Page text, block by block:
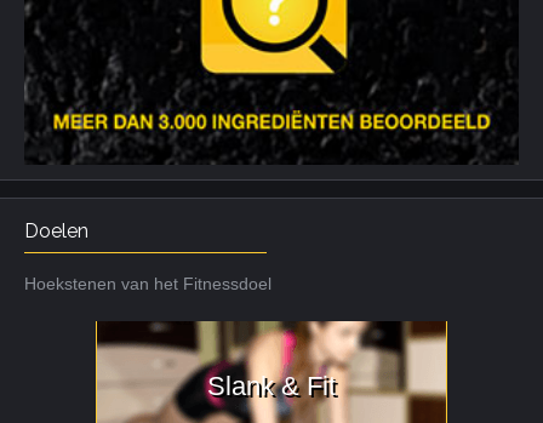
Doelen
Hoekstenen van het Fitnessdoel
Slank & Fit